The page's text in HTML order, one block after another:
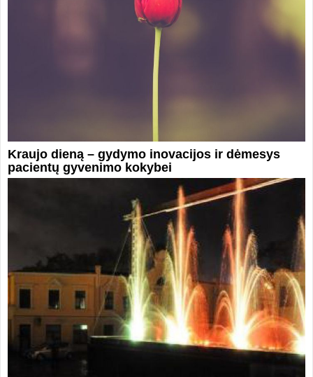
Kraujo dieną – gydymo inovacijos ir dėmesys
pacientų gyvenimo kokybei